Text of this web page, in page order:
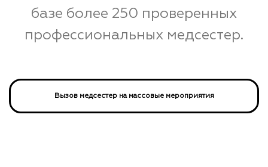
базе более 250 проверенных
профессиональных медсестер.
Вызов медсестер на массовые мероприятия